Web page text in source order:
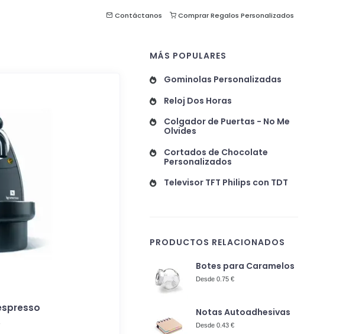
Contáctanos Comprar Regalos Personalizados
MÁS POPULARES
Gominolas Personalizadas
Reloj Dos Horas
Colgador de Puertas - No Me
Olvides
Cortados de Chocolate
Personalizados
Televisor TFT Philips con TDT
PRODUCTOS RELACIONADOS
Botes para Caramelos
Desde 0.75 €
Notas Autoadhesivas
Desde 0.43 €